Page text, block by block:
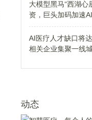
大模型黑马“西湖心
资，巨头加码加速
AI医疗人才缺口将
相关企业集聚一线
动态